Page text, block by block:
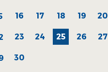
16 17 18 19 20
23 24 25 26 27
30